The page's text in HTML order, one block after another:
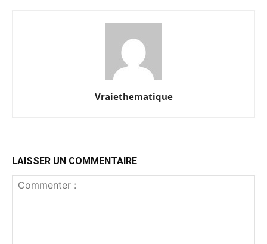
Vraiethematique
LAISSER UN COMMENTAIRE